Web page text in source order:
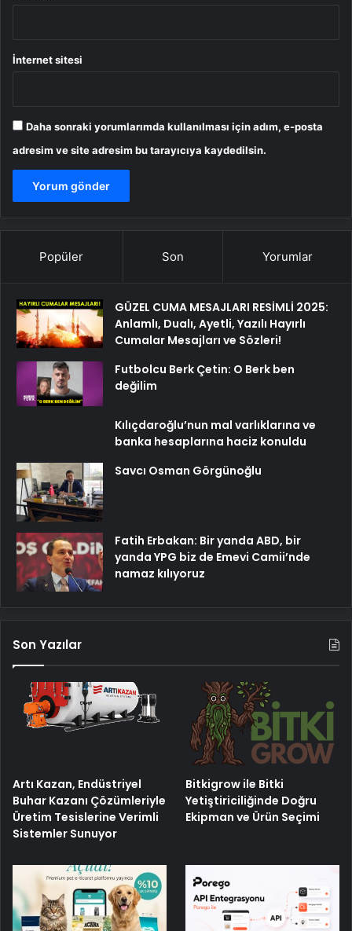
İnternet sitesi
Daha sonraki yorumlarımda kullanılması için adım, e-posta
adresim ve site adresim bu tarayıcıya kaydedilsin.
Popüler Son Yorumlar
GÜZEL CUMA MESAJLARI RESİMLİ 2025:
Anlamlı, Dualı, Ayetli, Yazılı Hayırlı
Cumalar Mesajları ve Sözleri!
Futbolcu Berk Çetin: O Berk ben
değilim
Kılıçdaroğlu’nun mal varlıklarına ve
banka hesaplarına haciz konuldu
Savcı Osman Görgünoğlu
Fatih Erbakan: Bir yanda ABD, bir
yanda YPG biz de Emevi Camii’nde
namaz kılıyoruz
Son Yazılar
Artı Kazan, Endüstriyel
Buhar Kazanı Çözümleriyle
Üretim Tesislerine Verimli
Sistemler Sunuyor
Bitkigrow ile Bitki
Yetiştiriciliğinde Doğru
Ekipman ve Ürün Seçimi